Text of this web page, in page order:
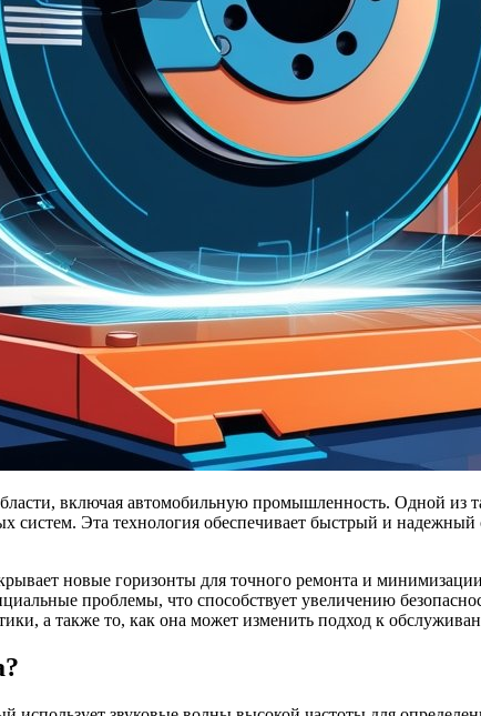
включая автомобильную промышленность. Одной из
систем. Эта технология обеспечивает быстрый и
новые горизонты для точного ремонта и
проблемы, что способствует увеличению
а также то, как она может изменить подход к